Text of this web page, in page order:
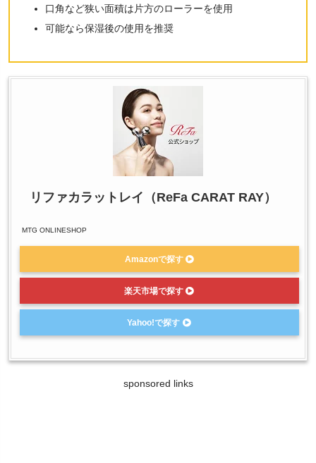
口角など狭い面積は片方のローラーを使用
可能なら保湿後の使用を推奨
リファカラットレイ（ReFa CARAT RAY）
MTG ONLINESHOP
Amazonで探す
楽天市場で探す
Yahoo!で探す
sponsored links